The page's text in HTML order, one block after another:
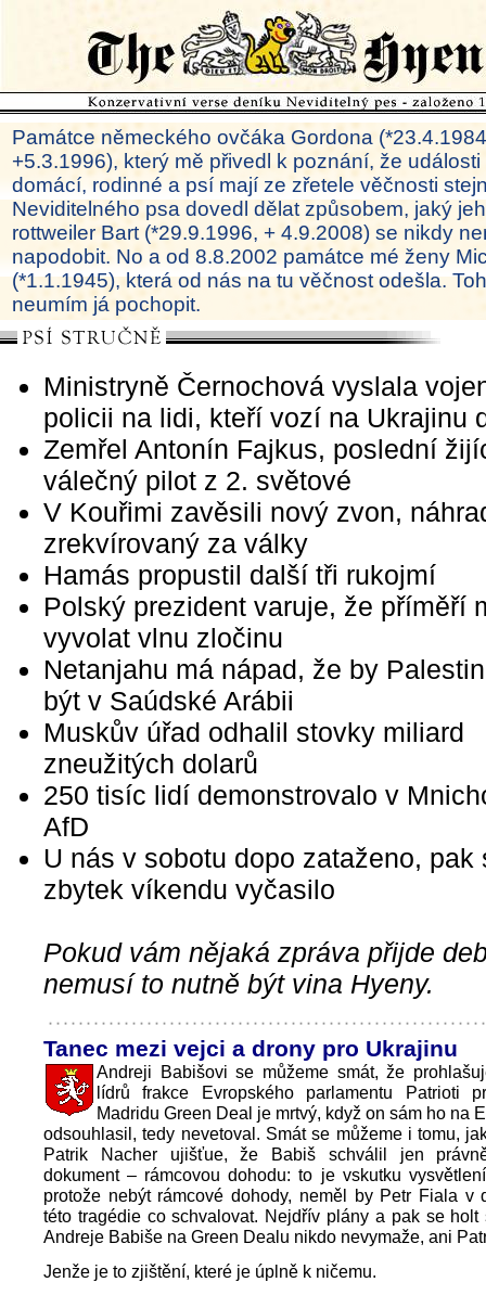
Památce německého ovčáka Gordona
+5.3.1996), který mě přivedl k poznání, že
domácí, rodinné a psí mají ze zřetele věčnosti
Neviditelného psa dovedl dělat způsobem, jaký
rottweiler Bart (*29.9.1996, + 4.9.2008) se nikdy
napodobit. No a od 8.8.2002 památce mé ženy
(*1.1.1945), která od nás na tu věčnost odešla.
neumím já pochopit.
Ministryně Černochová vyslala
policii na lidi, kteří vozí na Ukrajinu
Zemřel Antonín Fajkus, poslední
válečný pilot z 2. světové
V Kouřimi zavěsili nový zvon,
zrekvírovaný za války
Hamás propustil další tři rukojmí
Polský prezident varuje, že příměří
vyvolat vlnu zločinu
Netanjahu má nápad, že by
být v Saúdské Arábii
Muskův úřad odhalil stovky miliard
zneužitých dolarů
250 tisíc lidí demonstrovalo v
AfD
U nás v sobotu dopo zataženo, pak
zbytek víkendu vyčasilo
Pokud vám nějaká zpráva přijde
nemusí to nutně být vina Hyeny.
Tanec mezi vejci a drony pro Ukrajinu
Andreji Babišovi se můžeme smát, že
lídrů frakce Evropského parlamentu Patrioti
Madridu Green Deal je mrtvý, když on sám ho na
odsouhlasil, tedy nevetoval. Smát se můžeme i tomu,
Patrik Nacher ujišťue, že Babiš schválil jen
dokument – rámcovou dohodu: to je vskutku
protože nebýt rámcové dohody, neměl by Petr Fiala v
této tragédie co schvalovat. Nejdřív plány a pak se holt
Andreje Babiše na Green Dealu nikdo nevymaže, ani
Jenže je to zjištění, které je úplně k ničemu.